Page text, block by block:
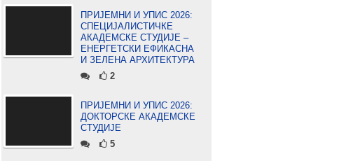
ПРИЈЕМНИ И УПИС 2026:
СПЕЦИЈАЛИСТИЧКЕ
АКАДЕМСКЕ СТУДИЈЕ –
ЕНЕРГЕТСКИ ЕФИКАСНА
И ЗЕЛЕНА АРХИТЕКТУРА
2
ПРИЈЕМНИ И УПИС 2026:
ДОКТОРСКЕ АКАДЕМСКЕ
СТУДИЈЕ
5